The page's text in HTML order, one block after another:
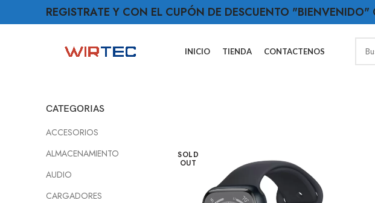
INICIO TIENDA CONTACTENOS
CATEGORIAS
ACCESORIOS
ALMACENAMIENTO
AUDIO
CARGADORES
SOLD
OUT
REGISTRATE Y CON EL CUPÓN DE DESCUENTO